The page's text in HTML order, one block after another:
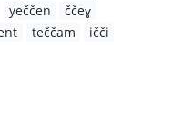
yeččen
ččeɣ
teččam
ičči